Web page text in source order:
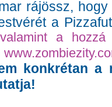
rájössz,
a
a
konkrétan a